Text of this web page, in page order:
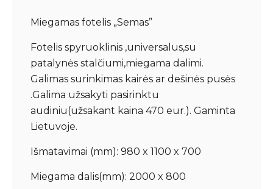
Miegamas fotelis „Semas”
Fotelis spyruoklinis ,universalus,su
patalynės stalčiumi,miegama dalimi.
Galimas surinkimas kairės ar dešinės pusės
.Galima užsakyti pasirinktu
audiniu(užsakant kaina 470 eur.). Gaminta
Lietuvoje.
Išmatavimai (mm): 980 x 1100 x 700
Miegama dalis(mm): 2000 x 800